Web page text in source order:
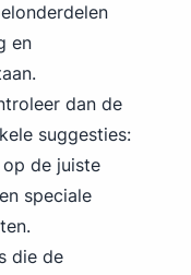
en
dan de
suggesties:
de juiste
speciale
die de